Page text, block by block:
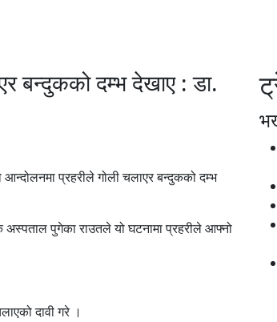
बन्दुकको दम्भ देखाए : डा.
प्रहरीले गोली चलाएर बन्दुकको दम्भ
अस्पताल पुगेका राउतले यो घटनामा प्रहरीले आफ्नो
दावी गरे ।